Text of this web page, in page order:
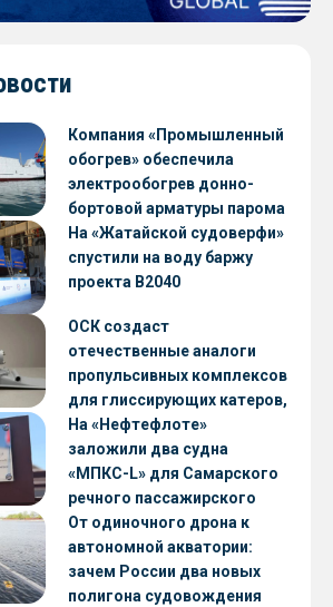
Компания «Промышленный
обогрев» обеспечила
электрообогрев донно-
бортовой арматуры парома
«Петропавловск» проекта
CNF22
На «Жатайской судоверфи»
спустили на воду баржу
проекта В2040
ОСК создаст
отечественные аналоги
пропульсивных комплексов
для глиссирующих катеров,
скоростных судов и судов с
малой осадкой
На «Нефтефлоте»
заложили два судна
«МПКС-L» для Самарского
речного пассажирского
предприятия
От одиночного дрона к
автономной акватории:
зачем России два новых
полигона судовождения